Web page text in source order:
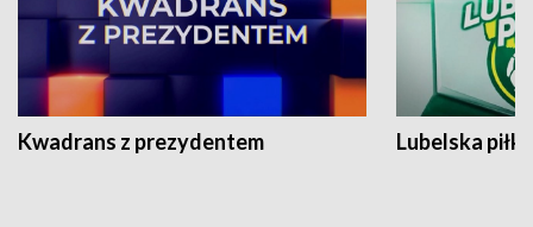
Kwadrans z prezydentem Lubelska piłka